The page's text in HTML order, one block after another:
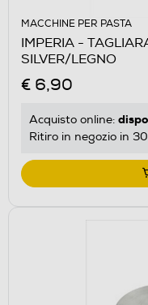
MACCHINE PER PASTA
IMPERIA - TAGLIARAVIOLI
SILVER/LEGNO
€ 6,90
Acquisto online:
Ritiro in negozio in